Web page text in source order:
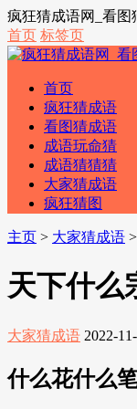
疯狂猜成语网_看
首页 标签页
首页
疯狂猜成语
看图猜成语
成语玩命猜
成语猜猜猜
大家猜成语
疯狂猜图
主页 > 大家猜成语 >
天下什么
大家猜成语 2022-
什么花什么